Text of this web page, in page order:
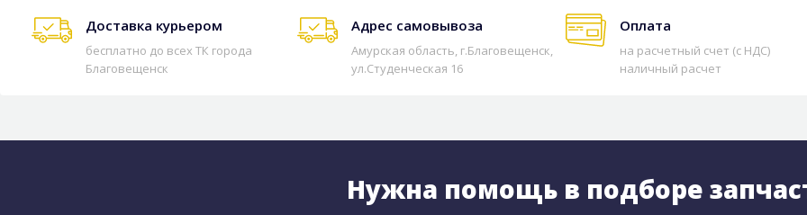
Доставка курьером
бесплатно до всех ТК города
Благовещенск
Адрес самовывоза
Амурская область, г.Благовещенск,
ул.Студенческая 16
Оплата
на расчетный счет (с НДС)
наличный расчет
Нужна помощь в подборе